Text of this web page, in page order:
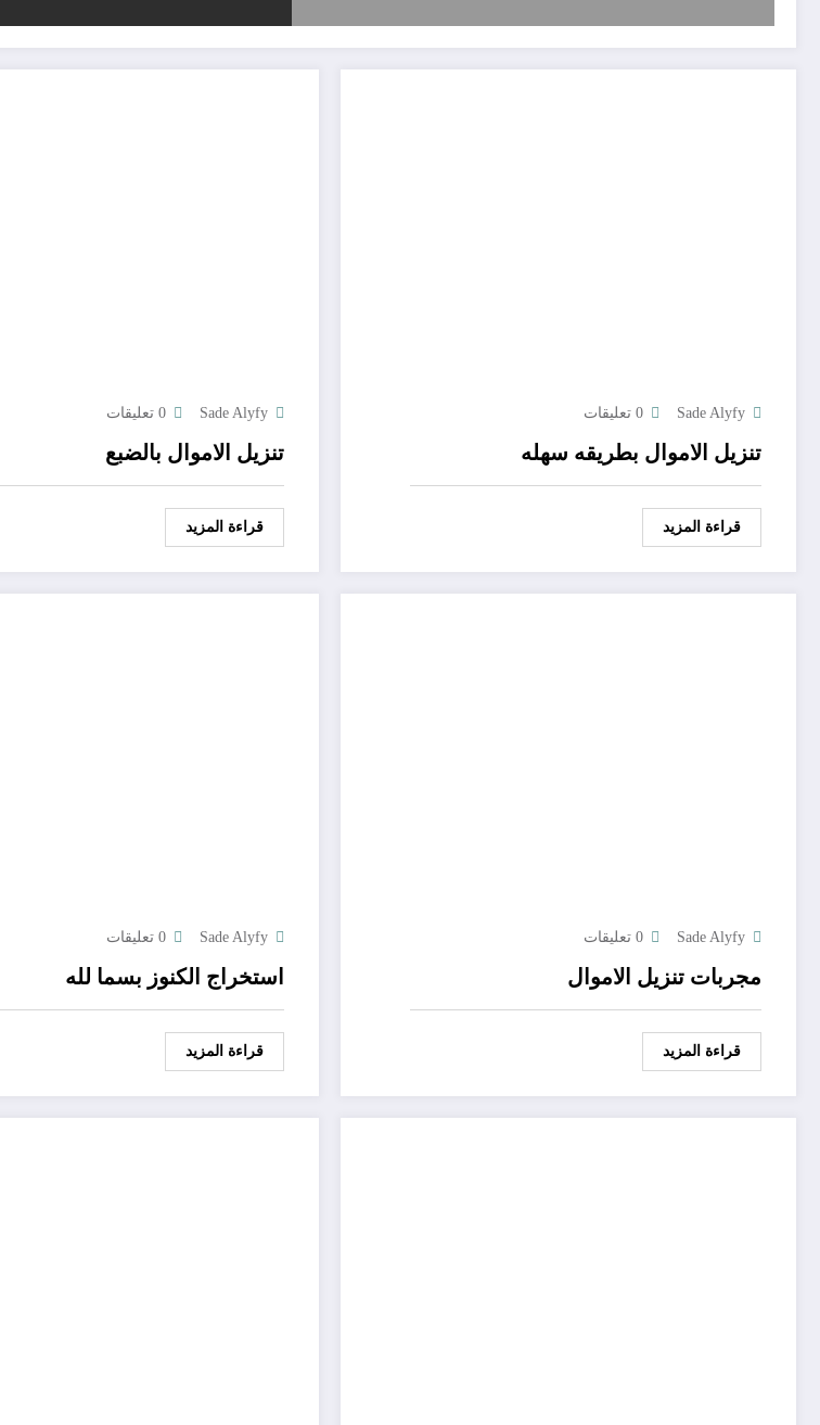
Sade Alyfy 0 تعليقات
تنزيل الاموال بطريقه سهله
قراءة المزيد
Sade Alyfy 0 تعليقات
تنزيل الاموال بالضبع
قراءة المزيد
Sade Alyfy 0 تعليقات
مجربات تنزيل الاموال
قراءة المزيد
Sade Alyfy 0 تعليقات
استخراج الكنوز بسما لله
قراءة المزيد